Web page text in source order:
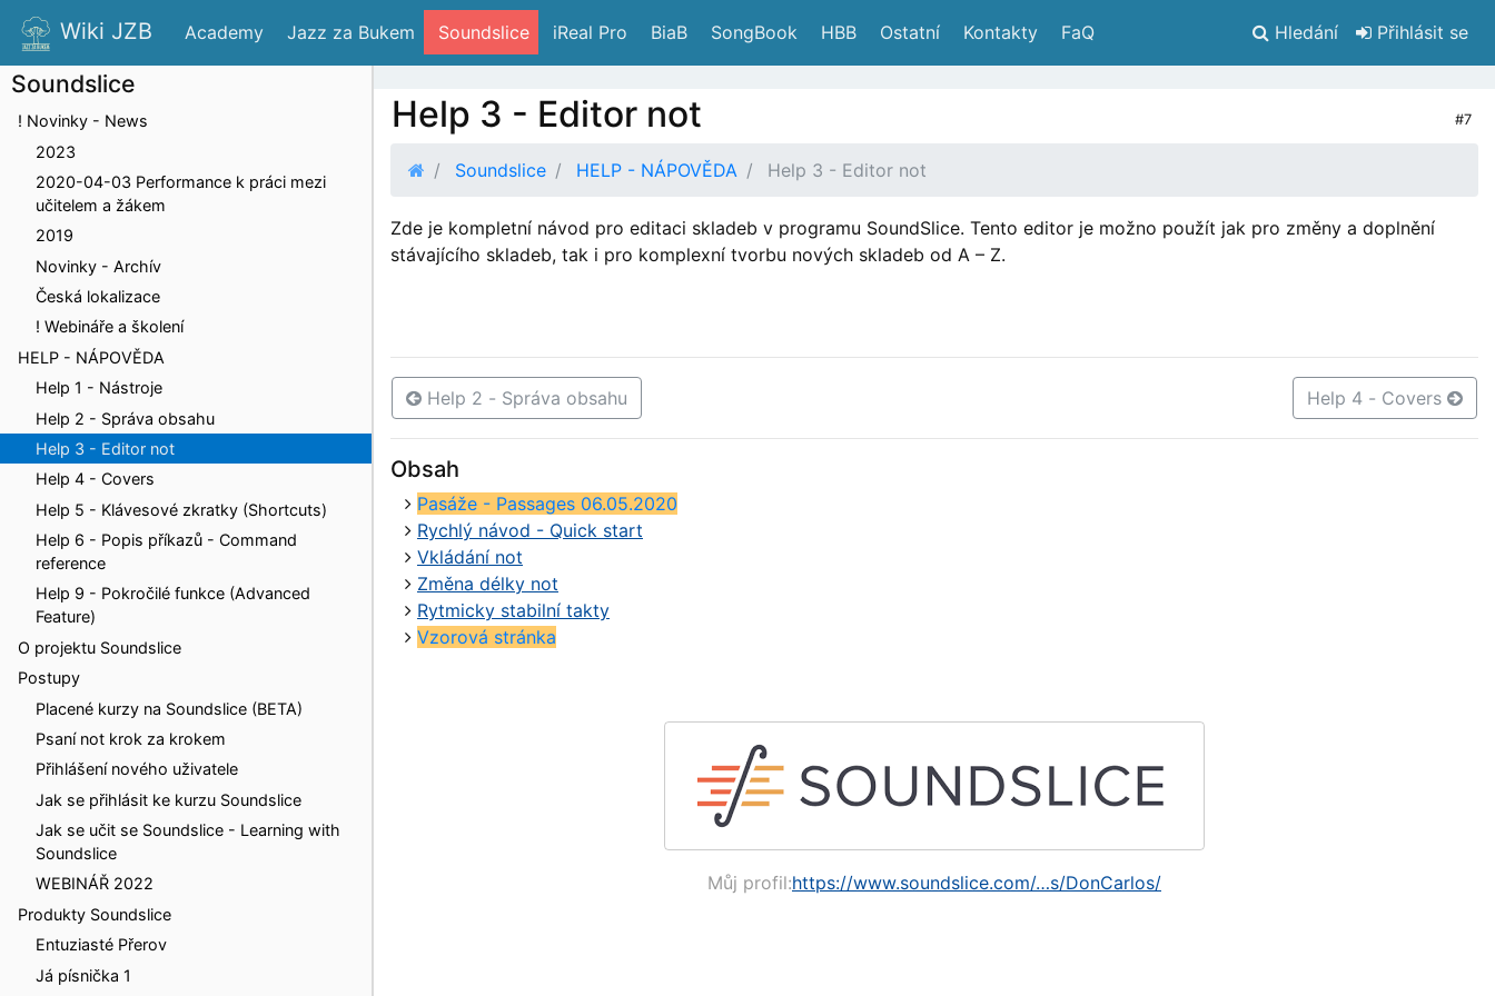
Wiki JZB Academy Jazz za Bukem Soundslice iReal Pro BiaB SongBook HBB Ostatní Kontakty FaQ Hledání Přihlásit se
Soundslice
! Novinky - News
2023
2020-04-03 Performance k práci mezi
učitelem a žákem
2019
Novinky - Archív
Česká lokalizace
! Webináře a školení
HELP - NÁPOVĚDA
Help 1 - Nástroje
Help 2 - Správa obsahu
Help 3 - Editor not
Help 4 - Covers
Help 5 - Klávesové zkratky (Shortcuts)
Help 6 - Popis příkazů - Command
reference
Help 9 - Pokročilé funkce (Advanced
Feature)
O projektu Soundslice
Postupy
Placené kurzy na Soundslice (BETA)
Psaní not krok za krokem
Přihlášení nového uživatele
Jak se přihlásit ke kurzu Soundslice
Jak se učit se Soundslice - Learning with
Soundslice
WEBINÁŘ 2022
Produkty Soundslice
Entuziasté Přerov
Já písnička 1
Help 3 - Editor not #7
Soundslice HELP - NÁPOVĚDA Help 3 - Editor not
Zde je kompletní návod pro editaci skladeb v programu SoundSlice. Tento editor je možno použít jak pro změny a doplnění
stávajícího skladeb, tak i pro komplexní tvorbu nových skladeb od A – Z.
Help 2 - Správa obsahu Help 4 - Covers
Obsah
Pasáže - Passages 06.05.2020
Rychlý návod - Quick start
Vkládání not
Změna délky not
Rytmicky stabilní takty
Vzorová stránka
Můj profil:https://www.soundslice.com/…s/DonCarlos/